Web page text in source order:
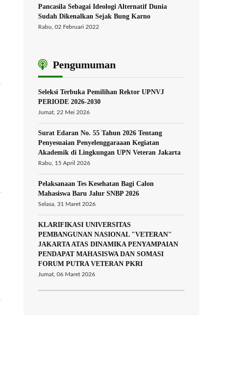
Pancasila Sebagai Ideologi Alternatif Dunia
Sudah Dikenalkan Sejak Bung Karno
Rabu, 02 Februari 2022
Pengumuman
Seleksi Terbuka Pemilihan Rektor UPNVJ
PERIODE 2026-2030
Jumat, 22 Mei 2026
Surat Edaran No. 55 Tahun 2026 Tentang
Penyesuaian Penyelenggaraaan Kegiatan
Akademik di Lingkungan UPN Veteran Jakarta
Rabu, 15 April 2026
Pelaksanaan Tes Kesehatan Bagi Calon
Mahasiswa Baru Jalur SNBP 2026
Selasa, 31 Maret 2026
KLARIFIKASI UNIVERSITAS
PEMBANGUNAN NASIONAL "VETERAN"
JAKARTA ATAS DINAMIKA PENYAMPAIAN
PENDAPAT MAHASISWA DAN SOMASI
FORUM PUTRA VETERAN PKRI
Jumat, 06 Maret 2026